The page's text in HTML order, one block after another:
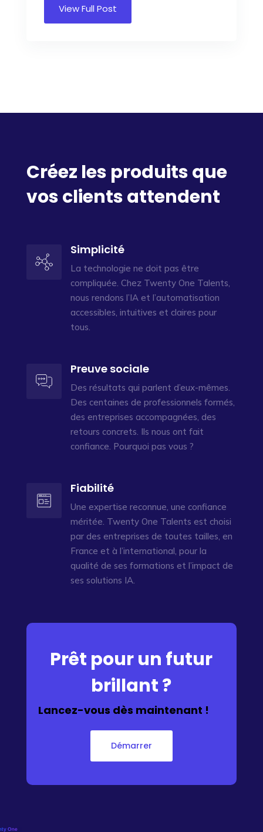
View Full Post
Créez les produits que
vos clients attendent
Simplicité
La technologie ne doit pas être
compliquée. Chez Twenty One Talents,
nous rendons l’IA et l’automatisation
accessibles, intuitives et claires pour
tous.
Preuve sociale
Des résultats qui parlent d’eux-mêmes.
Des centaines de professionnels formés,
des entreprises accompagnées, des
retours concrets. Ils nous ont fait
confiance. Pourquoi pas vous ?
Fiabilité
Une expertise reconnue, une confiance
méritée. Twenty One Talents est choisi
par des entreprises de toutes tailles, en
France et à l’international, pour la
qualité de ses formations et l’impact de
ses solutions IA.
Prêt pour un futur
brillant ?
Lancez-vous dès maintenant !
Démarrer